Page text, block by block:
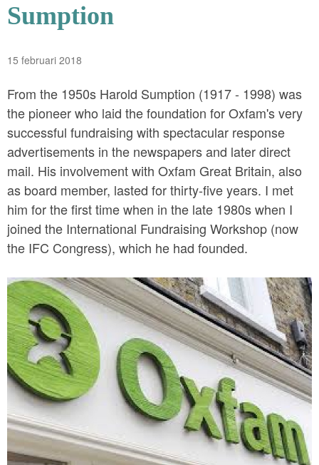
Sumption
15 februari 2018
From the 1950s Harold Sumption (1917 - 1998) was
the pioneer who laid the foundation for Oxfam's very
successful fundraising with spectacular response
advertisements in the newspapers and later direct
mail. His involvement with Oxfam Great Britain, also
as board member, lasted for thirty-five years. I met
him for the first time when in the late 1980s when I
joined the International Fundraising Workshop (now
the IFC Congress), which he had founded.